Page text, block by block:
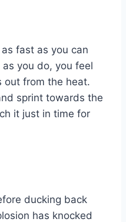
fast as you can
you do, you feel
out from the heat.
sprint towards the
it just in time for
ducking back
has knocked